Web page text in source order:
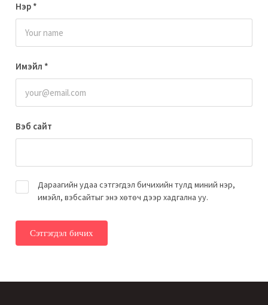
Нэр *
Имэйл *
Вэб сайт
Дараагийн удаа сэтгэгдэл бичихийн тулд миний нэр,
имэйл, вэбсайтыг энэ хөтөч дээр хадгална уу.